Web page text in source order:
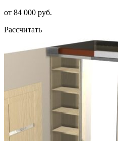
от 84 000 руб.
Рассчитать